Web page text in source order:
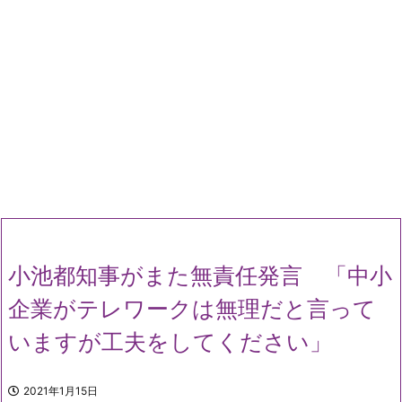
小池都知事がまた無責任発言 「中小
企業がテレワークは無理だと言って
いますが工夫をしてください」
2021年1月15日